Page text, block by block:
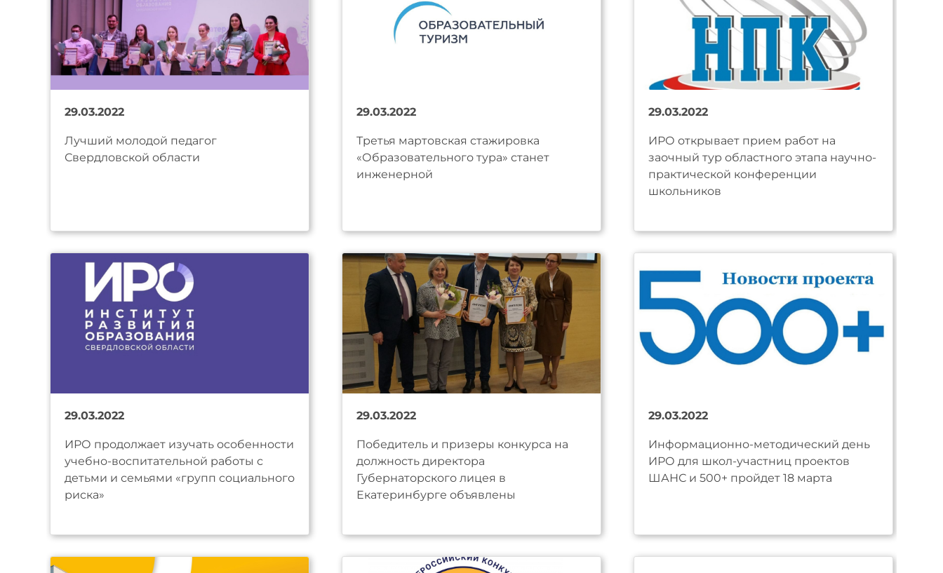
29.03.2022
Лучший молодой педагог
Свердловской области
29.03.2022
Третья мартовская стажировка
«Образовательного тура» станет
инженерной
29.03.2022
ИРО открывает прием работ на
заочный тур областного этапа научно-
практической конференции
школьников
29.03.2022
ИРО продолжает изучать особенности
учебно-воспитательной работы с
детьми и семьями «групп социального
риска»
29.03.2022
Победитель и призеры конкурса на
должность директора
Губернаторского лицея в
Екатеринбурге объявлены
29.03.2022
Информационно-методический день
ИРО для школ-участниц проектов
ШАНС и 500+ пройдет 18 марта